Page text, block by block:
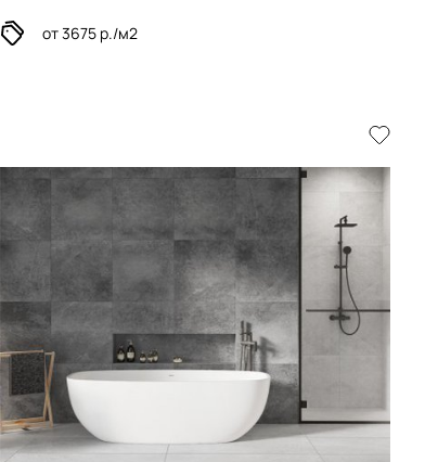
от 3675 р./м2